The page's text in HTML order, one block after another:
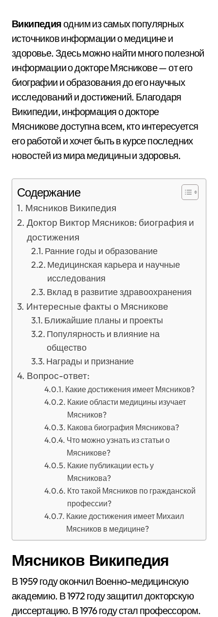
Википедияодним из самых популярных
источников информации о медицине и
здоровье. Здесь можно найти много полезной
информации о докторе Мясникове — от его
биографии и образования до его научных
исследований и достижений. Благодаря
Википедии, информация о докторе
Мясникове доступна всем, кто интересуется
его работой и хочет быть в курсе последних
новостей из мира медицины и здоровья.
Содержание
Мясников Википедия
Доктор Виктор Мясников: биография и
достижения
Ранние годы и образование
Медицинская карьера и научные
исследования
Вклад в развитие здравоохранения
Интересные факты о Мясникове
Ближайшие планы и проекты
Популярность и влияние на
общество
Награды и признание
Вопрос-ответ:
Какие достижения имеет Мясников?
Какие области медицины изучает
Мясников?
Какова биография Мясникова?
Что можно узнать из статьи о
Мясникове?
Какие публикации есть у
Мясникова?
Кто такой Мясников по гражданской
профессии?
Какие достижения имеет Михаил
Мясников в медицине?
Мясников Википедия
В 1959 году окончил Военно-медицинскую
академию. В 1972 году защитил докторскую
диссертацию. В 1976 году стал профессором.